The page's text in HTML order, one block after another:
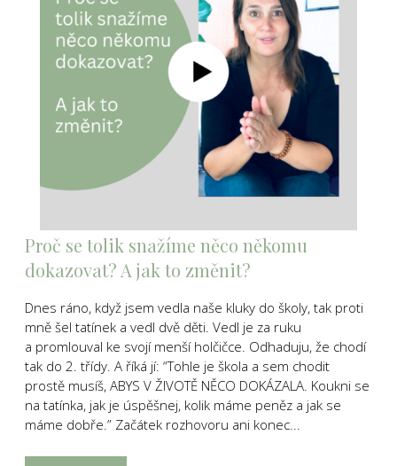
Proč se tolik snažíme něco někomu
dokazovat? A jak to změnit?
Dnes ráno, když jsem vedla naše kluky do školy, tak proti
mně šel tatínek a vedl dvě děti. Vedl je za ruku
a promlouval ke svojí menší holčičce. Odhaduju, že chodí
tak do 2. třídy. A říká jí: “Tohle je škola a sem chodit
prostě musíš, ABYS V ŽIVOTĚ NĚCO DOKÁZALA. Koukni se
na tatínka, jak je úspěšnej, kolik máme peněz a jak se
máme dobře.” Začátek rozhovoru ani konec...